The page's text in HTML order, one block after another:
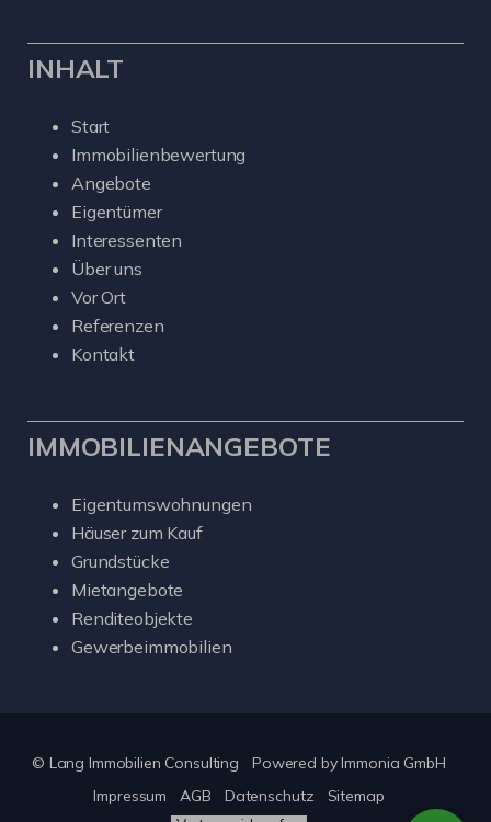
INHALT
Start
Immobilienbewertung
Angebote
Eigentümer
Interessenten
Über uns
Vor Ort
Referenzen
Kontakt
IMMOBILIENANGEBOTE
Eigentumswohnungen
Häuser zum Kauf
Grundstücke
Mietangebote
Renditeobjekte
Gewerbeimmobilien
© Lang Immobilien Consulting Powered byImmonia GmbH
Impressum
AGB Datenschutz Sitemap